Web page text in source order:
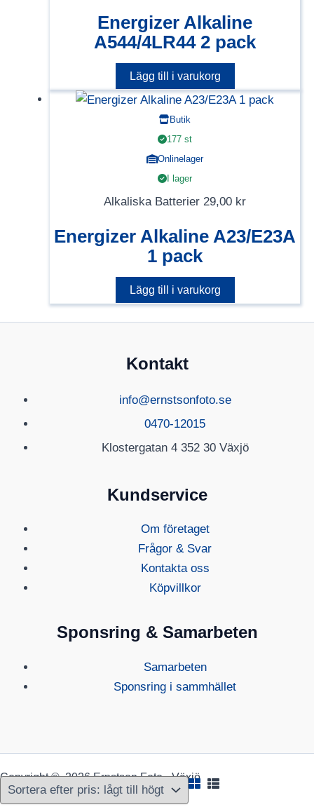
Energizer Alkaline
A544/4LR44 2 pack
Lägg till i varukorg
Butik
177 st
Onlinelager
I lager
Alkaliska Batterier 29,00 kr
Energizer Alkaline A23/E23A
1 pack
Lägg till i varukorg
Kontakt
info@ernstsonfoto.se
0470-12015
Klostergatan 4 352 30 Växjö
Kundservice
Om företaget
Frågor & Svar
Kontakta oss
Köpvillkor
Sponsring & Samarbeten
Samarbeten
Sponsring i sammhället
Copyright © 2026 Ernstson Foto - Växjö